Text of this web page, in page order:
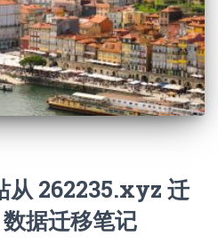
从 262235.xyz 迁
据迁移笔记